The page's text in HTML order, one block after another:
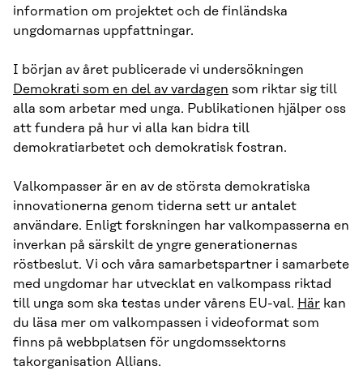
information om projektet och de finländska
ungdomarnas uppfattningar.
I början av året publicerade vi undersökningen
Demokrati som en del av vardagen som riktar sig till
alla som arbetar med unga. Publikationen hjälper oss
att fundera på hur vi alla kan bidra till
demokratiarbetet och demokratisk fostran.
Valkompasser är en av de största demokratiska
innovationerna genom tiderna sett ur antalet
användare. Enligt forskningen har valkompasserna en
inverkan på särskilt de yngre generationernas
röstbeslut. Vi och våra samarbetspartner i samarbete
med ungdomar har utvecklat en valkompass riktad
till unga som ska testas under vårens EU-val. Här kan
du läsa mer om valkompassen i videoformat som
finns på webbplatsen för ungdomssektorns
takorganisation Allians.